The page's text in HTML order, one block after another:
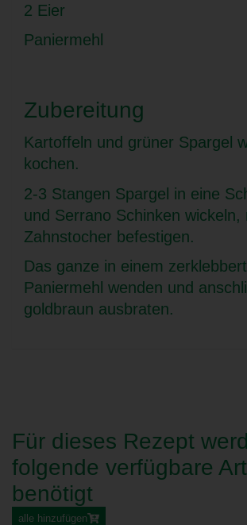
2 Eier
Paniermehl
Zubereitung
Kartoffeln und grüner Spargel
kochen.
2-3 Stangen Spargel in eine
und Serrano Schinken wickeln,
Zahnstocher befestigen.
Das ganze in einem
Paniermehl wenden und
goldbraun ausbraten.
Für dieses Rezept
folgende verfügbare
benötigt
alle hinzufügen